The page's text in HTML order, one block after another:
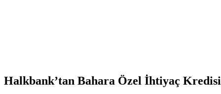
Halkbank’tan Bahara Özel İhtiyaç Kredisi